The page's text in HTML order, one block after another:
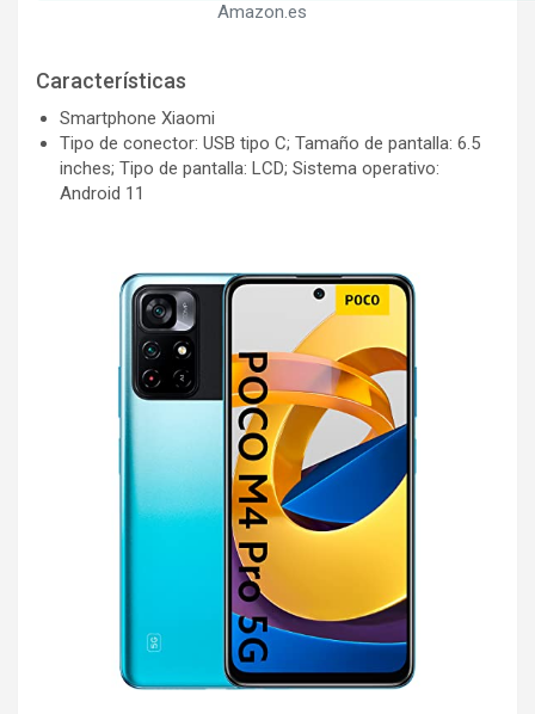
Amazon.es
Características
Smartphone Xiaomi
Tipo de conector: USB tipo C; Tamaño de pantalla: 6.5
inches; Tipo de pantalla: LCD; Sistema operativo:
Android 11